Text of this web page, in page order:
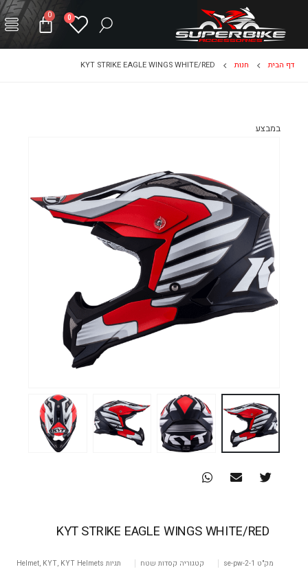
0
0
דף הבית חנות KYT STRIKE EAGLE WINGS WHITE/RED
במבצע
KYT STRIKE EAGLE WINGS WHITE/RED
מק"ט se-pw-2-1 קטגוריה קסדות שטח תגיות Helmet, KYT, KYT Helmets